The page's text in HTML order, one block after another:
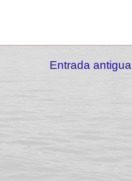
Entrada antigua